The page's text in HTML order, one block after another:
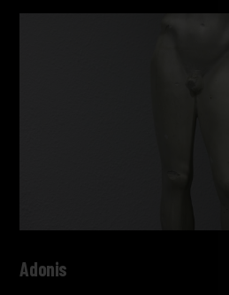
Adonis